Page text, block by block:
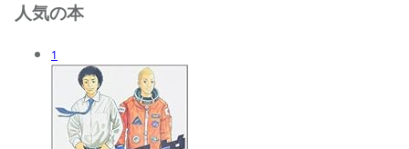
人気の本
1